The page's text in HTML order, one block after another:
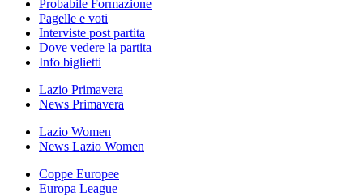
Probabile Formazione
Pagelle e voti
Interviste post partita
Dove vedere la partita
Info biglietti
Lazio Primavera
News Primavera
Lazio Women
News Lazio Women
Coppe Europee
Europa League